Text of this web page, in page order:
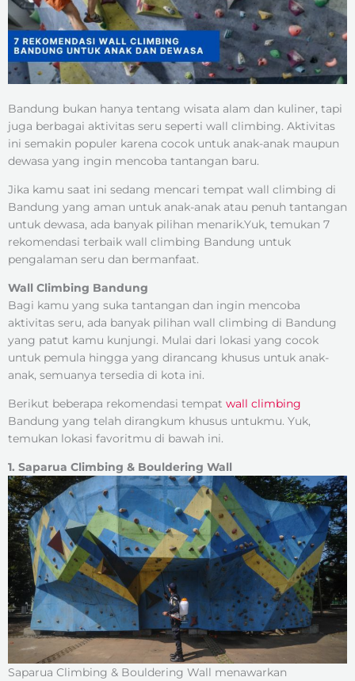
Bandung bukan hanya tentang wisata alam dan kuliner, tapi
juga berbagai aktivitas seru seperti wall climbing. Aktivitas
ini semakin populer karena cocok untuk anak-anak maupun
dewasa yang ingin mencoba tantangan baru.
Jika kamu saat ini sedang mencari tempat wall climbing di
Bandung yang aman untuk anak-anak atau penuh tantangan
untuk dewasa, ada banyak pilihan menarik.Yuk, temukan 7
rekomendasi terbaik wall climbing Bandung untuk
pengalaman seru dan bermanfaat.
Wall Climbing Bandung
Bagi kamu yang suka tantangan dan ingin mencoba
aktivitas seru, ada banyak pilihan wall climbing di Bandung
yang patut kamu kunjungi. Mulai dari lokasi yang cocok
untuk pemula hingga yang dirancang khusus untuk anak-
anak, semuanya tersedia di kota ini.
Berikut beberapa rekomendasi tempat wall climbing
Bandung yang telah dirangkum khusus untukmu. Yuk,
temukan lokasi favoritmu di bawah ini.
1. Saparua Climbing & Bouldering Wall
Saparua Climbing & Bouldering Wall menawarkan